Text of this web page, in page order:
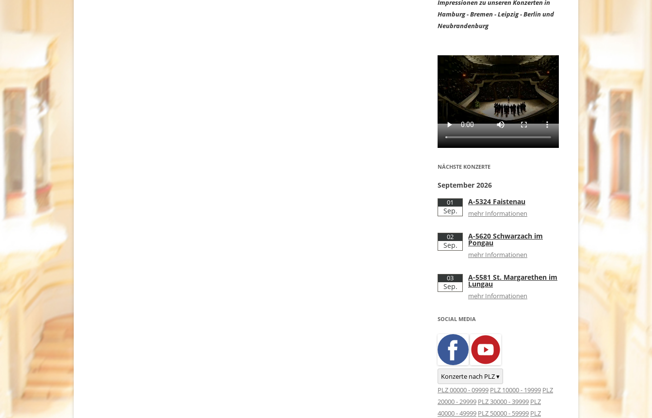
Impressionen zu unseren Konzerten in
Hamburg - Bremen - Leipzig - Berlin und
Neubrandenburg
NÄCHSTE KONZERTE
September 2026
01
Sep.
A-5324 Faistenau
mehr Informationen
02
Sep.
A-5620 Schwarzach im
Pongau
mehr Informationen
03
Sep.
A-5581 St. Margarethen im
Lungau
mehr Informationen
SOCIAL MEDIA
Konzerte nach PLZ ▾
PLZ 00000 - 09999 PLZ 10000 - 19999 PLZ
20000 - 29999 PLZ 30000 - 39999 PLZ
40000 - 49999 PLZ 50000 - 59999 PLZ